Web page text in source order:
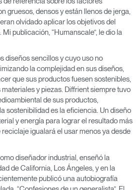
su ubicación
Crear una cuenta
¿Tiene un código de
referencia?
Close
gruesos, densos y están llenos de jerga,
olvidado aplicar los objetivos del
publicación, “Humanscale”, le dio la
diseños sencillos y cuyo uso no
la complejidad en sus diseños,
que sus productos fuesen sostenibles,
y piezas. Diffrient siempre tuvo
de sus productos,
sostenibilidad es la eficiencia. Un diseño
y energía para lograr el resultado más
igualará el usar menos ya desde
diseñador industrial, enseñó la
de California, Los Ángeles, y en la
publicó una autobiografía